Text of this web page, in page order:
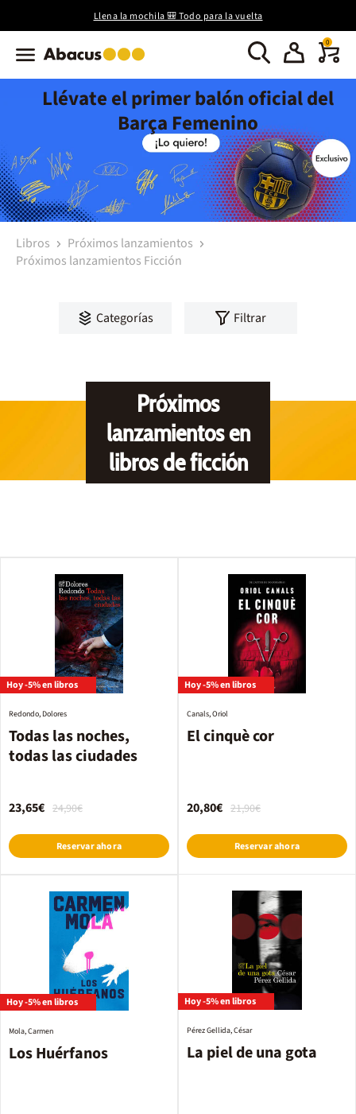
Llena la mochila 🎒 Todo para la vuelta
0
Llévate el primer balón oficial del
Barça Femenino
Libros
Próximos lanzamientos
Próximos lanzamientos Ficción
Categorías Filtrar
Próximos
lanzamientos en
libros de ficción
Hoy -5% en libros
Todas las noches,
todas las ciudades
Redondo, Dolores
24,90€
23,65€
Reservar ahora
Hoy -5% en libros
El cinquè cor
Canals, Oriol
21,90€
20,80€
Reservar ahora
Hoy -5% en libros
Los Huérfanos
Mola, Carmen
Hoy -5% en libros
La piel de una gota
Pérez Gellida, César